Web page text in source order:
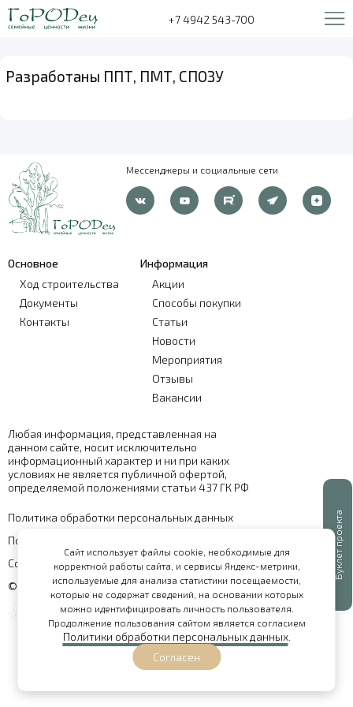
Буклет проекта
+7 4942 543-700
Разработаны ППТ, ПМТ, СПОЗУ
Мессенджеры и социальные сети
Основное
Ход строительства
Документы
Контакты
Информация
Акции
Способы покупки
Статьи
Новости
Мероприятия
Отзывы
Вакансии
Любая информация, представленная на
данном сайте, носит исключительно
информационный характер и ни при каких
условиях не является публичной офертой,
определяемой положениями статьи 437 ГК РФ
Политика обработки персональных данных
Политика конфиденциальности
Согласие на обработку персональных данных
© 2026 - сайт поселка "Городец"
Сайт использует файлы cookie, необходимые для
корректной работы сайта, и сервисы Яндекс-метрики,
используемые для анализа статистики посещаемости,
которые не содержат сведений, на основании которых
можно идентифицировать личность пользователя.
Продолжение пользования сайтом является согласием
Политики обработки персональных данных.
Согласен